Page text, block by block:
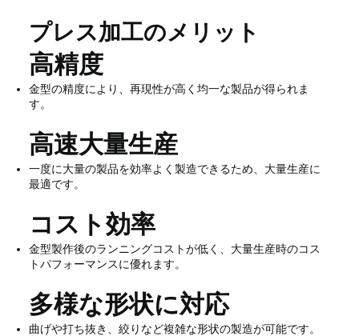
プレス加工のメリット
高精度
金型の精度により、再現性が高く均一な製品が得られま
す。
高速大量生産
一度に大量の製品を効率よく製造できるため、大量生産に
最適です。
コスト効率
金型製作後のランニングコストが低く、大量生産時のコス
トパフォーマンスに優れます。
多様な形状に対応
曲げや打ち抜き、絞りなど複雑な形状の製造が可能です。